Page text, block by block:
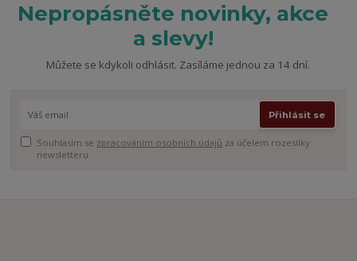
Nepropásněte novinky, akce
a slevy!
Můžete se kdykoli odhlásit. Zasíláme jednou za 14 dní.
Přihlásit se
Souhlasím se zpracováním osobních údajů za účelem rozesílky
newsletteru.